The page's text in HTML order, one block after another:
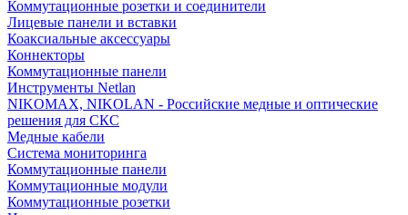
Коммутационные розетки и соединители
Лицевые панели и вставки
Коаксиальные аксессуары
Коннекторы
Коммутационные панели
Инструменты Netlan
NIKOMAX, NIKOLAN - Российские медные и оптические
решения для СКС
Медные кабели
Система мониторинга
Коммутационные панели
Коммутационные модули
Коммутационные розетки